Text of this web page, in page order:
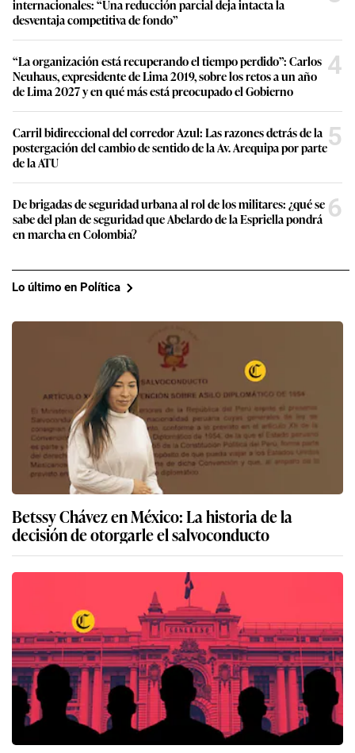
internacionales: “Una reducción parcial deja intacta la
desventaja competitiva de fondo”
“La organización está recuperando el tiempo perdido”: Carlos
Neuhaus, expresidente de Lima 2019, sobre los retos a un año
de Lima 2027 y en qué más está preocupado el Gobierno
4
Carril bidireccional del corredor Azul: Las razones detrás de la
postergación del cambio de sentido de la Av. Arequipa por parte
de la ATU
5
De brigadas de seguridad urbana al rol de los militares: ¿qué se
sabe del plan de seguridad que Abelardo de la Espriella pondrá
en marcha en Colombia?
6
Lo último en Política
Betssy Chávez en México: La historia de la
decisión de otorgarle el salvoconducto